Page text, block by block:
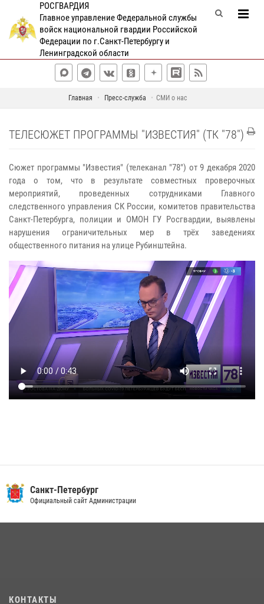
РОСГВАРДИЯ
Главное управление Федеральной службы
войск национальной гвардии Российской
Федерации по г.Санкт-Петербургу и
Ленинградской области
Главная Пресс-служба СМИ о нас
ТЕЛЕСЮЖЕТ ПРОГРАММЫ "ИЗВЕСТИЯ" (ТК "78")
Сюжет программы "Известия" (телеканал "78") от 9 декабря 2020
года о том, что в результате совместных проверочных
мероприятий, проведенных сотрудниками Главного
следственного управления СК России, комитетов правительства
Санкт-Петербурга, полиции и ОМОН ГУ Росгвардии, выявлены
нарушения ограничительных мер в трёх заведениях
общественного питания на улице Рубинштейна.
Санкт-Петербург
Официальный сайт Администрации
КОНТАКТЫ